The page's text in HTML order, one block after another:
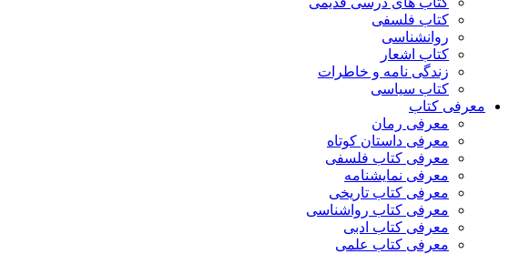
کتاب فلسفی
روانشناسی
کتاب اشعار
زندگی نامه و خاطرات
کتاب سیاسی
معرفی کتاب
معرفی رمان
معرفی داستان کوتاه
معرفی کتاب فلسفی
معرفی نمایشنامه
معرفی کتاب تاریخی
معرفی کتاب رواشناسی
معرفی کتاب ادبی
معرفی کتاب علمی